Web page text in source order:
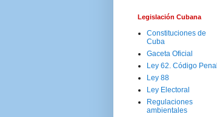
Legislación Cubana
Constituciones de
Cuba
Gaceta Oficial
Ley 62. Código Penal
Ley 88
Ley Electoral
Regulaciones
ambientales